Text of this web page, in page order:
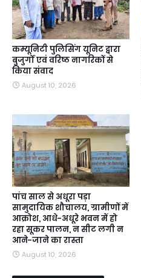
कम्यूनिटी पुलिसिंग यूनिट द्वारा
बुजुर्गों एवं वरिष्ठ नागरिकों से
किया संवाद
August 10, 2026
पांच साल से अधूरा पड़ा
सामुदायिक शौचालय, ग्रामीणों में
आक्रोश, आधे-अधूरे भवन में हो
रहा सूकर पालन, न सीट लगी न
आने-जाने का रास्ता
August 10, 2026